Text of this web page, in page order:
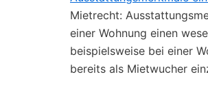
Mietrecht:
einer Wohnung einen
beispielsweise bei einer
bereits als Mietwucher